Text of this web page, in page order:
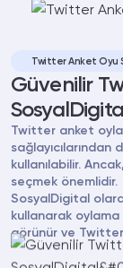
Twitter Anket Oyu
Güvenilir
Twitter anket
sağlayıcılarından
kullanılabilir.
seçmek önemlidir.
SosyalDigital
kullanarak
görünür ve